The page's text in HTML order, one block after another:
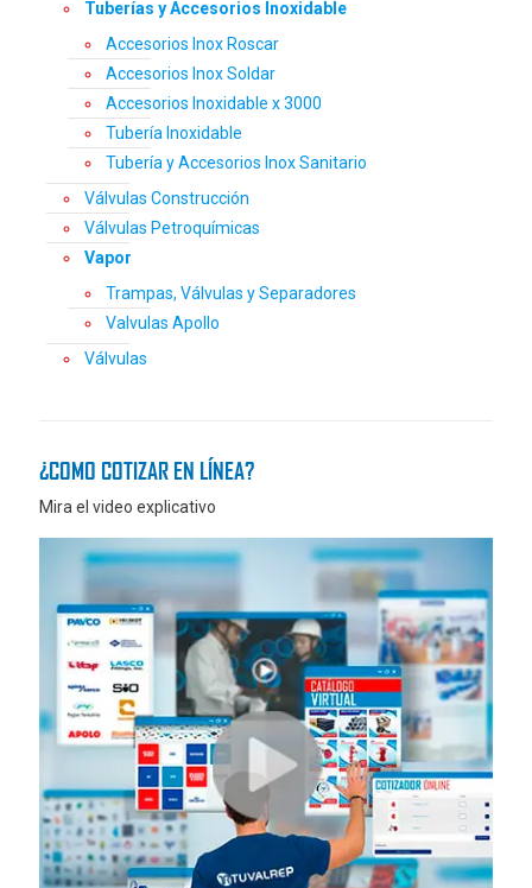
Tuberías y Accesorios Inoxidable
Accesorios Inox Roscar
Accesorios Inox Soldar
Accesorios Inoxidable x 3000
Tubería Inoxidable
Tubería y Accesorios Inox Sanitario
Válvulas Construcción
Válvulas Petroquímicas
Vapor
Trampas, Válvulas y Separadores
Valvulas Apollo
Válvulas
¿COMO COTIZAR EN LÍNEA?
Mira el video explicativo